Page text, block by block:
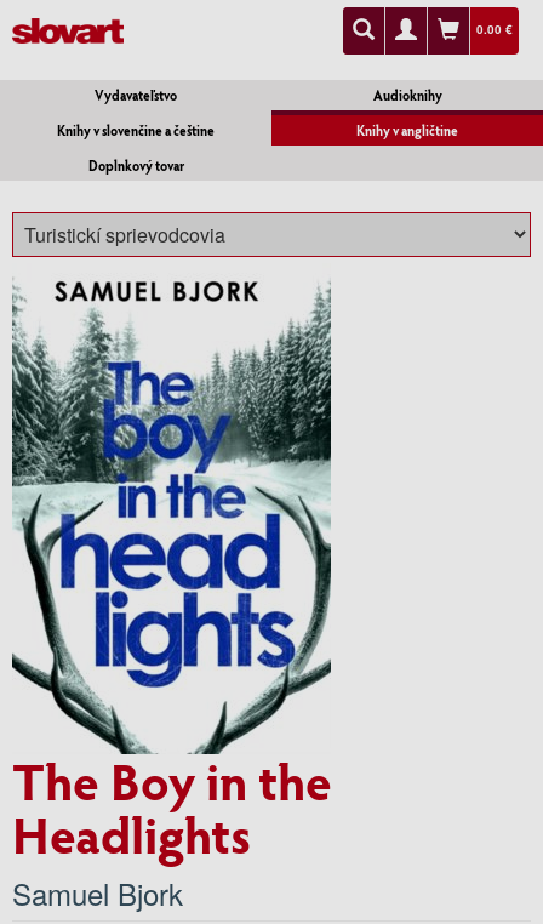
0.00 €
Vydavateľstvo
Audioknihy
Knihy v slovenčine a češtine
Knihy v angličtine
Doplnkový tovar
The Boy in the
Headlights
Samuel Bjork